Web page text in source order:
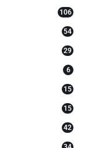
106
54
29
6
15
15
42